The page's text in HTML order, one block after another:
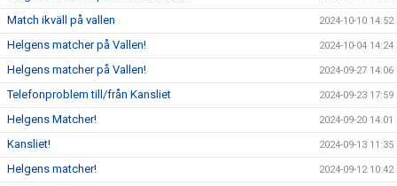
Match ikväll på vallen 2024-10-10 14:52
Helgens matcher på Vallen! 2024-10-04 14:24
Helgens matcher på Vallen! 2024-09-27 14:06
Telefonproblem till/från Kansliet 2024-09-23 17:59
Helgens Matcher! 2024-09-20 14:01
Kansliet! 2024-09-13 11:35
Helgens matcher! 2024-09-12 10:42